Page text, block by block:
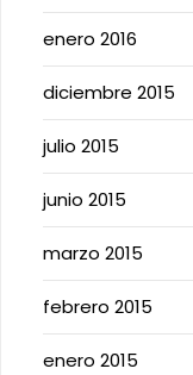
enero 2016
diciembre 2015
julio 2015
junio 2015
marzo 2015
febrero 2015
enero 2015